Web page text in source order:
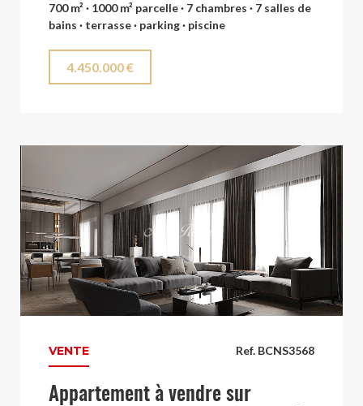
700 m² · 1000 m² parcelle · 7 chambres · 7 salles de
bains · terrasse · parking · piscine
4.450.000 €
Ref. BCNS3568
VENTE
Appartement à vendre sur